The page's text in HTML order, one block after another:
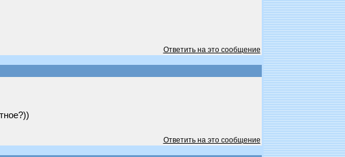
Ответить на это сообщение
Ответить на это сообщение